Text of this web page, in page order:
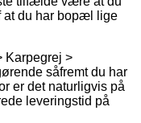
at du har bopæl lige
Karpegrej >
såfremt du har
er det naturligvis på
leveringstid på